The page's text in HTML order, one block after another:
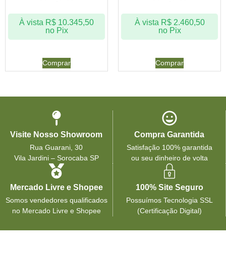
À vista R$ 10.345,50
no Pix
Comprar
À vista R$2.460,50
no Pix
Comprar
Visite Nosso Showroom
Rua Guarani, 30
Vila Jardini – Sorocaba SP
Compra Garantida
Satisfação 100% garantida
ou seu dinheiro de volta
Mercado Livre e Shopee
Somos vendedores qualificados
no Mercado Livre e Shopee
100% Site Seguro
Possuímos Tecnologia SSL
(Certificação Digital)